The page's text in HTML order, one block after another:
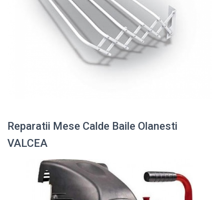
Reparatii Mese Calde Baile Olanesti
VALCEA